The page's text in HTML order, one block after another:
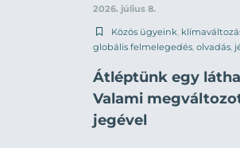
2026. július 8.
Közös ügyeink
globális felmelegedés olvadás
Átléptünk egy
Valami
jegével